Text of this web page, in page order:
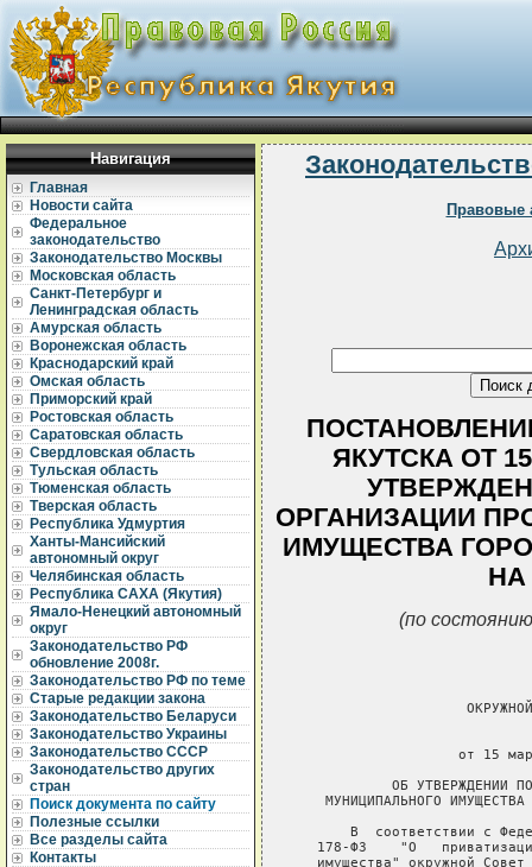
Навигация
Главная
Новости сайта
Федеральное
законодательство
Законодательство Москвы
Московская область
Санкт-Петербург и
Ленинградская область
Амурская область
Воронежская область
Краснодарский край
Омская область
Приморский край
Ростовская область
Саратовская область
Свердловская область
Тульская область
Тюменская область
Тверская область
Республика Удмуртия
Ханты-Мансийский
автономный округ
Челябинская область
Республика САХА (Якутия)
Ямало-Ненецкий автономный
округ
Законодательство РФ
обновление 2008г.
Законодательство РФ по теме
Старые редакции закона
Законодательство Беларуси
Законодательство Украины
Законодательство СССР
Законодательство других
стран
Поиск документа по сайту
Полезные ссылки
Все разделы сайта
Контакты
Правовые
ЯКУТСКА ОТ
ОРГАНИЗАЦИИ
ИМУЩЕСТВА
НА
(по